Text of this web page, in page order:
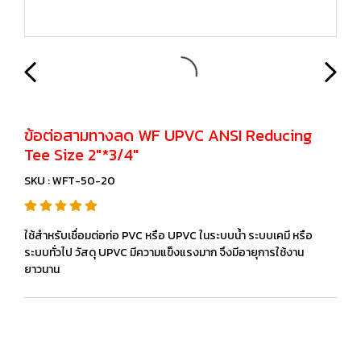
ข้อต่อสามทางลด WF UPVC ANSI Reducing
Tee Size 2"*3/4"
SKU : WFT-50-20
ใช้สำหรับเชื่อมต่อท่อ PVC หรือ UPVC ในระบบน้ำ ระบบเคมี หรือ
ระบบทั่วไป วัสดุ UPVC มีความแข็งแรงมาก จึงมีอายุการใช้งาน
ยาวนาน